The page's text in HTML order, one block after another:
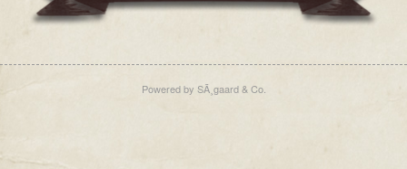
Powered by SÃ¸gaard & Co.